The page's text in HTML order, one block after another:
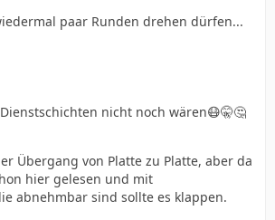
paar Runden drehen dürfen...
nicht noch wären😷🤫🤔
Übergang von Platte zu Platte, aber da
hier gelesen und mit
abnehmbar sind sollte es klappen.